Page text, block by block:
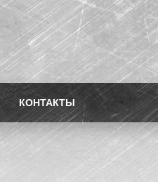
КОНТАКТЫ